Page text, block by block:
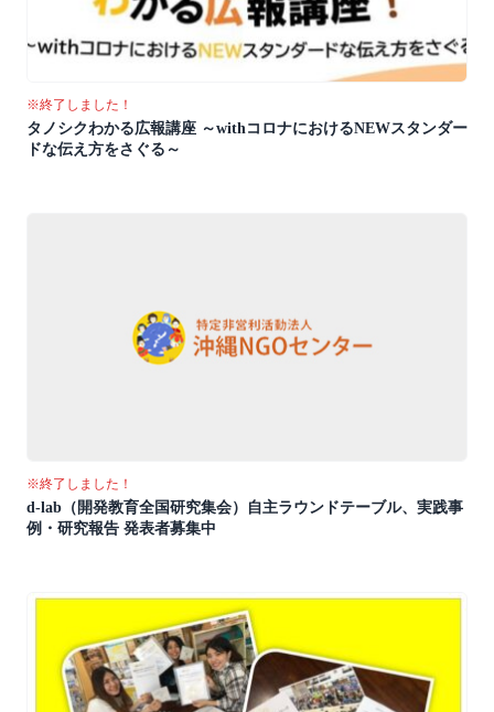
※終了しました！
タノシクわかる広報講座 ～withコロナにおけるNEWスタンダー
ドな伝え方をさぐる～
※終了しました！
d-lab（開発教育全国研究集会）自主ラウンドテーブル、実践事
例・研究報告 発表者募集中